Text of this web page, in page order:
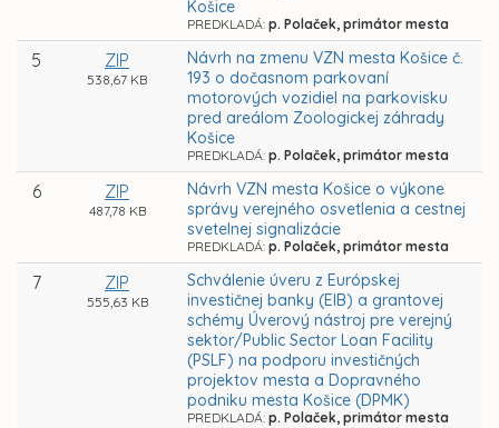
Košice
PREDKLADÁ: p. Polaček, primátor mesta
5 ZIP
538,67 KB
Návrh na zmenu VZN mesta Košice č.
193 o dočasnom parkovaní
motorových vozidiel na parkovisku
pred areálom Zoologickej záhrady
Košice
PREDKLADÁ: p. Polaček, primátor mesta
6 ZIP
487,78 KB
Návrh VZN mesta Košice o výkone
správy verejného osvetlenia a cestnej
svetelnej signalizácie
PREDKLADÁ: p. Polaček, primátor mesta
7 ZIP
555,63 KB
Schválenie úveru z Európskej
investičnej banky (EIB) a grantovej
schémy Úverový nástroj pre verejný
sektor/Public Sector Loan Facility
(PSLF) na podporu investičných
projektov mesta a Dopravného
podniku mesta Košice (DPMK)
PREDKLADÁ: p. Polaček, primátor mesta